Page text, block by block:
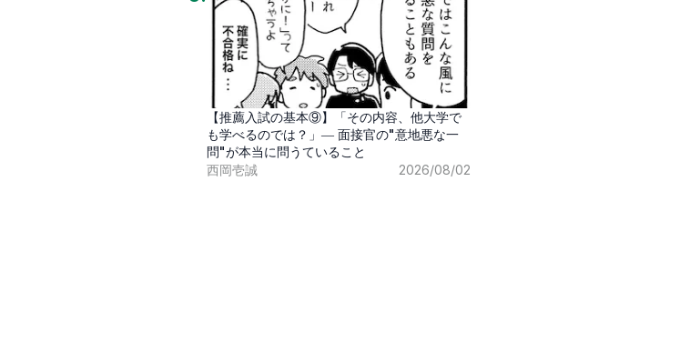
【推薦入試の基本⑨】「その内容、他大学で
も学べるのでは？」― 面接官の"意地悪な一
問"が本当に問うていること
西岡壱誠
2026/08/02